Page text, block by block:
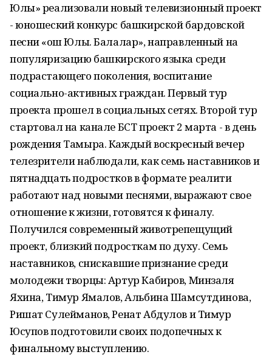
Юлы» реализовали новый телевизионный проект
- юношеский конкурс башкирской бардовской
песни «Ҡош Юлы. Балалар», направленный на
популяризацию башкирского языка среди
подрастающего поколения, воспитание
социально-активных граждан. Первый тур
проекта прошел в социальных сетях. Второй тур
стартовал на канале БСТ проект 2 марта - в день
рождения Тамыра. Каждый воскресный вечер
телезрители наблюдали, как семь наставников и
пятнадцать подростков в формате реалити
работают над новыми песнями, выражают свое
отношение к жизни, готовятся к финалу.
Получился современный животрепещущий
проект, близкий подросткам по духу. Семь
наставников, снискавшие признание среди
молодежи творцы: Артур Кабиров, Минзаля
Яхина, Тимур Ямалов, Альбина Шамсутдинова,
Ришат Сулейманов, Ренат Абдулов и Тимур
Юсупов подготовили своих подопечных к
финальному выступлению.